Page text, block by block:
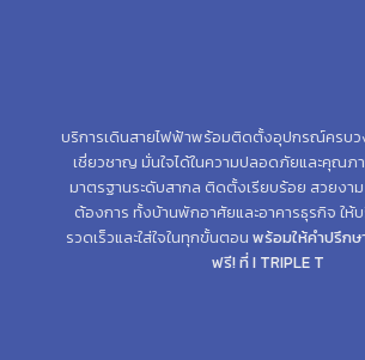
บริการเดินสายไฟฟ้าพร้อมติดตั้งอุปกรณ์ครบ
เชี่ยวชาญ มั่นใจได้ในความปลอดภัยและคุณภ
มาตรฐานระดับสากล ติดตั้งเรียบร้อย สวยงา
ต้องการ ทั้งบ้านพักอาศัยและอาคารธุรกิจ ให้
รวดเร็วและใส่ใจในทุกขั้นตอน พร้อมให้คำปรึกษ
ฟรี!ที่ I TRIPLE T